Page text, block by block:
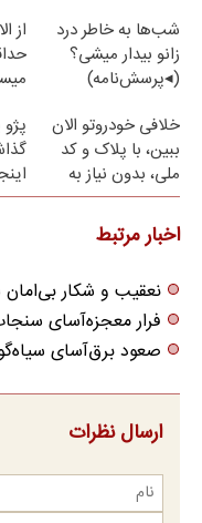
شب‌ها به خاطر درد
زانو بیدار میشی؟
(◂پرسش‌نامه)
از
خلافی خودروتو الان
ببین، با پلاک و کد
ملی، بدون نیاز به
مراجعه حضوری
اخبار مرتبط
نعقیب و شکار
فرار معجزه‌آسای
صعود برق‌آسای
ارسال نظرات